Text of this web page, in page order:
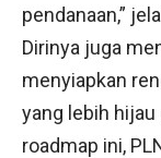
pendanaan,”
Dirinya juga
menyiapkan
yang lebih hijau
roadmap ini,